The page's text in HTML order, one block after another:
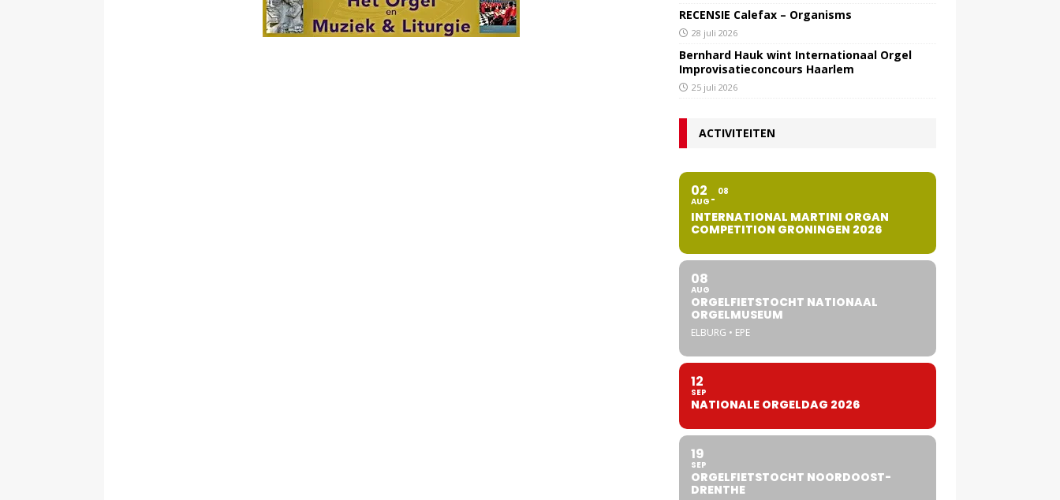
RECENSIE Calefax – Organisms
28 juli 2026
Bernhard Hauk wint Internationaal Orgel
Improvisatieconcours Haarlem
25 juli 2026
ACTIVITEITEN
02
AUG
08
INTERNATIONAL MARTINI ORGAN
COMPETITION GRONINGEN 2026
08
AUG
ORGELFIETSTOCHT NATIONAAL
ORGELMUSEUM
ELBURG • EPE
12
SEP
NATIONALE ORGELDAG 2026
19
SEP
ORGELFIETSTOCHT NOORDOOST-
DRENTHE